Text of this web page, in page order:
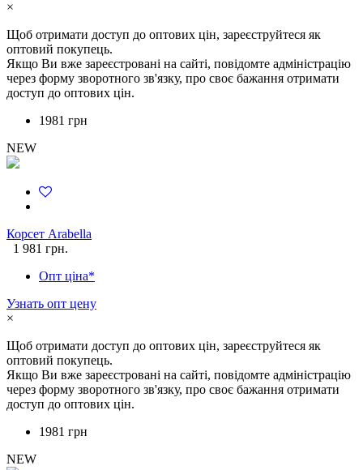
×
Щоб отримати доступ до оптових цін, зареєструйтеся як
оптовий покупець.
Якщо Ви вже зареєстровані на сайті, повідомте адміністрацію
через форму зворотного зв'язку, про своє бажання отримати
доступ до оптових цін.
1981 грн
NEW
Корсет Arabella
1 981 грн.
Опт ціна*
Узнать опт цену
×
Щоб отримати доступ до оптових цін, зареєструйтеся як
оптовий покупець.
Якщо Ви вже зареєстровані на сайті, повідомте адміністрацію
через форму зворотного зв'язку, про своє бажання отримати
доступ до оптових цін.
1981 грн
NEW